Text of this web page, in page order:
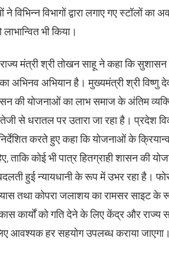
विभिन्न विभागों द्वारा लगाए गए स्टॉलों का
भी किया।
मंत्री श्री तोखन साहू ने कहा कि
अभिनव अभियान है। मुख्यमंत्री श्री विष्णु
की योजनाओं का लाभ समाज के अंतिम
तेजी से धरातल पर उतारा जा रहा है। प्रदेश
करते हुए कहा कि योजनाओं के
ताकि कोई भी पात्र हितग्राही शासन की
हुई न्यायधानी के रूप में उभर रहा है।
प्रयास तथा कोपरा जलाशय का रामसर साइट
कार्यों को गति देने के लिए केंद्र और राज्य
आवश्यक हर सहयोग उपलब्ध कराया जाएगा।